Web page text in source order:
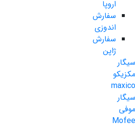
اروپا
سفارش
اندوزی
سفارش
ژاپن
سیگار
مکزیکو
maxico
سیگار
موفی
Mofee